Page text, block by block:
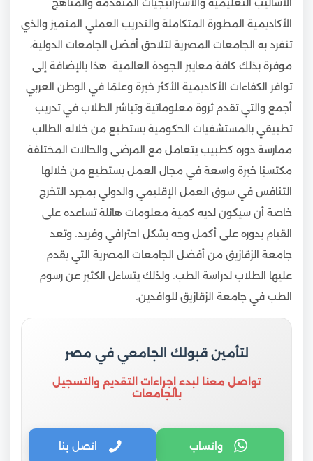
الأساليب التعليمية والاستراتيجيات المتقدمة والمناهج
الأكاديمية المطورة المتكاملة والتدريب العملي المتميز والذي
تنفرد به الجامعات المصرية لتلاحق أفضل الجامعات الدولية،
موفرة بذلك كافة معايير الجودة العالمية. هذا بالإضافة إلى
توافر الكفاءات الأكاديمية الأكثر خبرة وعلمًا في الوطن العربي
أجمع والتي تقدم ثروة معلوماتية وتباشر الطلاب في تدريب
تطبيقي بالمستشفيات الحكومية يستطيع من خلاله الطالب
ممارسة دوره كطبيب يتعامل مع المرضى والحالات المختلفة
مكتسبًا خبرة واسعة في مجال العمل يستطيع من خلالها
التنافس في سوق العمل الإقليمي والدولي بمجرد التخرج
خاصة أن سيكون لديه كمية معلومات هائلة تساعده على
القيام بدوره على أكمل وجه بشكل احترافي وفريد. وتعد
جامعة الزقازيق من أفضل الجامعات المصرية التي يقدم
عليها الطلاب لدراسة الطب. ولذلك يتساءل الكثير عن رسوم
الطب في جامعة الزقازيق للوافدين.
لتأمين قبولك الجامعي في مصر
تواصل معنا لبدء إجراءات التقديم والتسجيل
بالجامعات
واتساب اتصل بنا